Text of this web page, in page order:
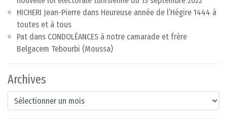
HICHERI Jean-Pierre dans Heureuse année de l’Hégire 1444 à
toutes et à tous
Pat dans CONDOLÉANCES à notre camarade et frère
Belgacem Tebourbi (Moussa)
Archives
Archives